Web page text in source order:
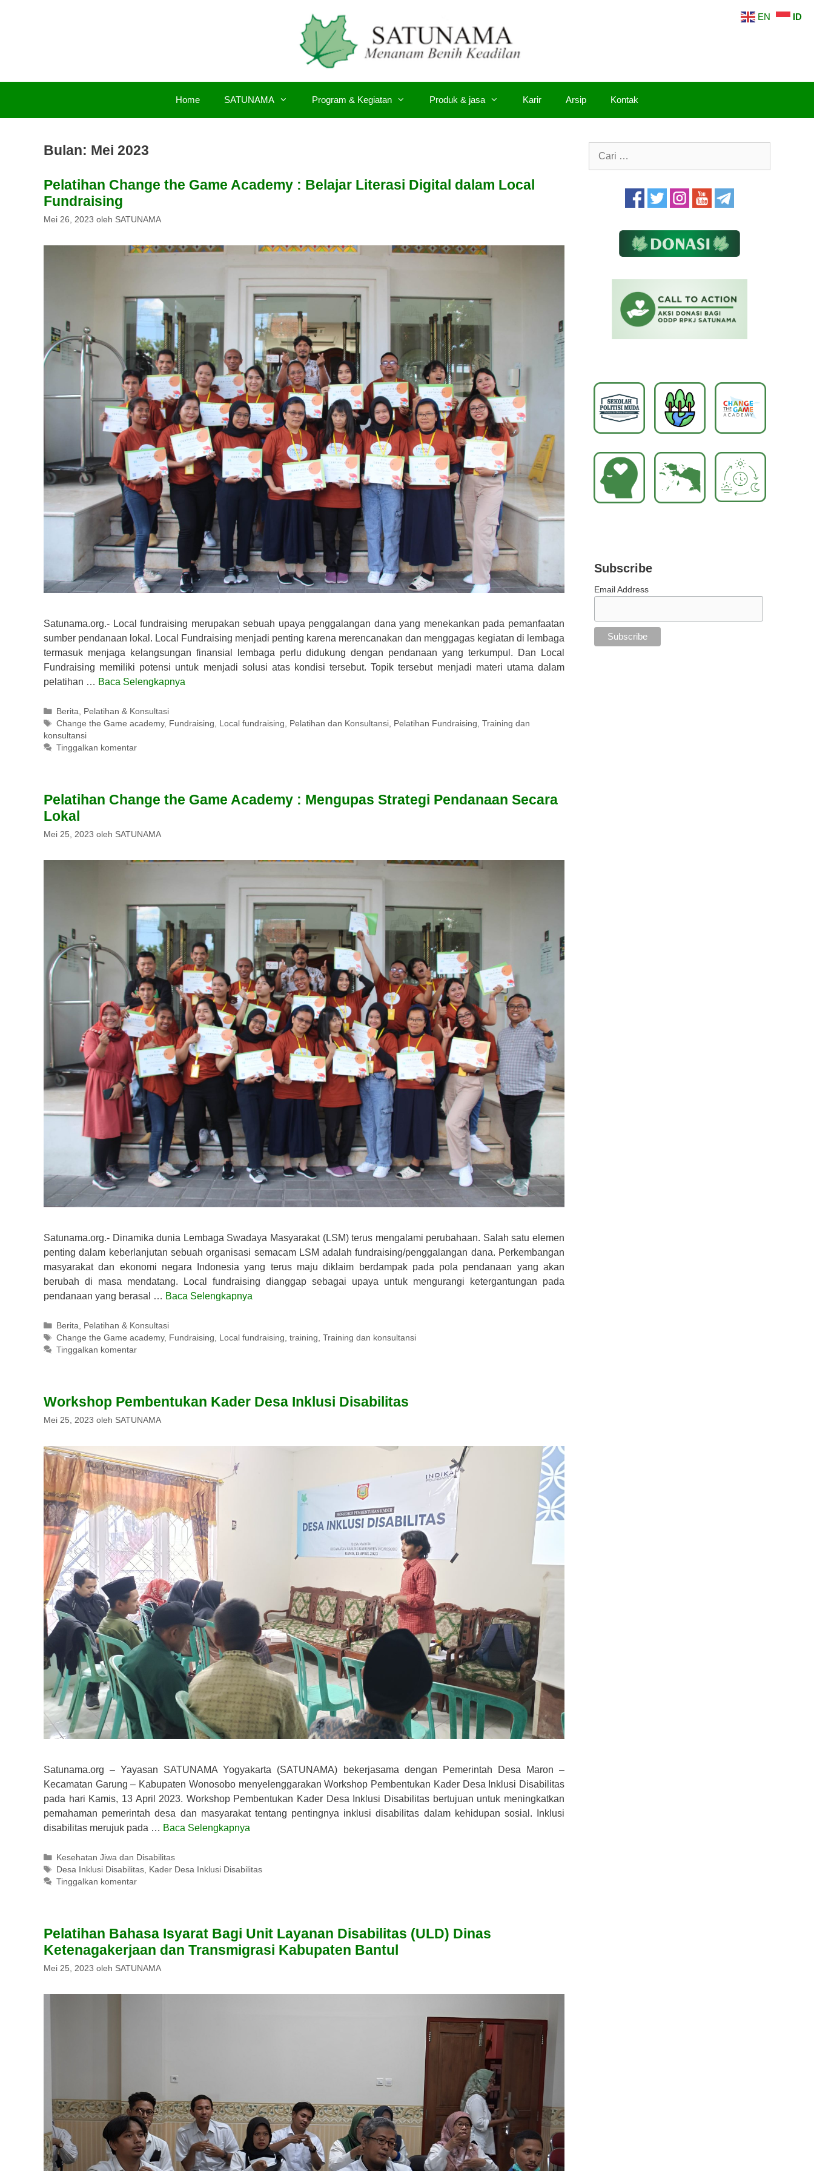
Home SATUNAMA Program & Kegiatan Produk & jasa Karir Arsip Kontak
Bulan: Mei 2023
Pelatihan Change the Game Academy : Belajar Literasi Digital dalam Local
Fundraising
Mei 26, 2023 oleh SATUNAMA
Satunama.org.- Local fundraising merupakan sebuah upaya penggalangan dana yang menekankan pada pemanfaatan
sumber pendanaan lokal. Local Fundraising menjadi penting karena merencanakan dan menggagas kegiatan di lembaga
termasuk menjaga kelangsungan finansial lembaga perlu didukung dengan pendanaan yang terkumpul. Dan Local
Fundraising memiliki potensi untuk menjadi solusi atas kondisi tersebut. Topik tersebut menjadi materi utama dalam
pelatihan … Baca Selengkapnya
Kategori
Berita
Pelatihan & Konsultasi
Tag
Change the Game academy, Fundraising Local fundraising Pelatihan dan Konsultansi Pelatihan Fundraising ,Training dan
konsultansi
Tinggalkan komentar
Pelatihan Change the Game Academy : Mengupas Strategi Pendanaan Secara
Lokal
Mei 25, 2023 oleh SATUNAMA
Satunama.org.- Dinamika dunia Lembaga Swadaya Masyarakat (LSM) terus mengalami perubahaan. Salah satu elemen
penting dalam keberlanjutan sebuah organisasi semacam LSM adalah fundraising/penggalangan dana. Perkembangan
masyarakat dan ekonomi negara Indonesia yang terus maju diklaim berdampak pada pola pendanaan yang akan
berubah di masa mendatang. Local fundraising dianggap sebagai upaya untuk mengurangi ketergantungan pada
pendanaan yang berasal … Baca Selengkapnya
Kategori
Berita, Pelatihan & Konsultasi
Tag
Change the Game academy, Fundraising, Local fundraising,training,Training dan konsultansi
Tinggalkan komentar
Workshop Pembentukan Kader Desa Inklusi Disabilitas
Mei 25, 2023 oleh SATUNAMA
Satunama.org – Yayasan SATUNAMA Yogyakarta (SATUNAMA) bekerjasama dengan Pemerintah Desa Maron –
Kecamatan Garung – Kabupaten Wonosobo menyelenggarakan Workshop Pembentukan Kader Desa Inklusi Disabilitas
pada hari Kamis, 13 April 2023. Workshop Pembentukan Kader Desa Inklusi Disabilitas bertujuan untuk meningkatkan
pemahaman pemerintah desa dan masyarakat tentang pentingnya inklusi disabilitas dalam kehidupan sosial. Inklusi
disabilitas merujuk pada … Baca Selengkapnya
Kategori
Kesehatan Jiwa dan Disabilitas
Tag
Desa Inklusi Disabilitas
Kader Desa Inklusi Disabilitas
Tinggalkan komentar
Pelatihan Bahasa Isyarat Bagi Unit Layanan Disabilitas (ULD) Dinas
Ketenagakerjaan dan Transmigrasi Kabupaten Bantul
Mei 25, 2023 oleh SATUNAMA
Cari
Subscribe
Email Address
EN ID